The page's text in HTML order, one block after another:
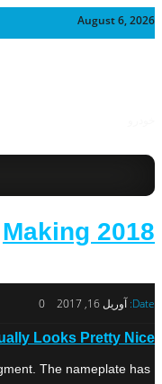
August 6, 2026
Making 2018
Date: آوریل 16, 2017 0
Looks Pretty Nice
The nameplate has